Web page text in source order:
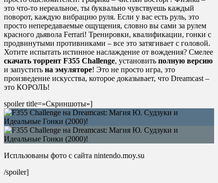
это что-то нереальное, ты буквально чувствуешь каждый
поворот, каждую вибрацию руля. Если у вас есть руль, это
просто непередаваемые ощущения, словно вы сами за рулем
красного дьявола Ferrari! Тренировки, квалификации, гонки с
продвинутыми противниками – все это затягивает с головой.
Хотите испытать истинное наслаждение от вождения? Смелее
скачать торрент F355 Challenge, установить полную версию
и запустить на эмуляторе! Это не просто игра, это
произведение искусства, которое доказывает, что Dreamcast –
это КОРОЛЬ!
spoiler title=»Скриншоты»]
Испльзованы фото с сайта nintendo.moy.su
/spoiler]